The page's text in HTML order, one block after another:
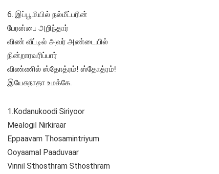
6. இப்பூமியில் நல்மீட்பரின்
பேரன்பை அறிந்தார்
விண் வீட்டில் அவர் அண்டையில்
நின்றாரவரிப்பார்
விண்ணில் ஸ்தோத்ரம்! ஸ்தோத்ரம்!
இயேசுநாதா உமக்கே.
1.Kodanukoodi Siriyoor
Mealogil Nirkiraar
Eppaavam Thosamintriyum
Ooyaamal Paaduvaar
Vinnil Sthosthram Sthosthram